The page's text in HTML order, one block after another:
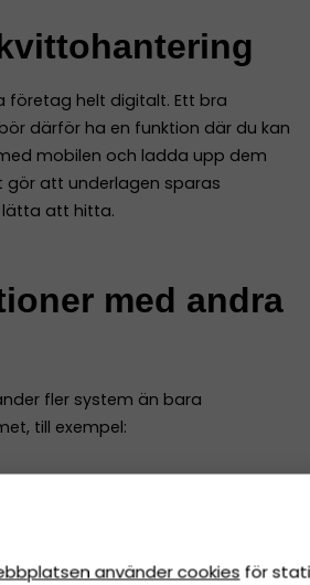
företag helt digitalt. Ett bra
därför ha en funktion där du kan
mobilen och ladda upp dem
gör att underlagen sparas
att hitta.
med andra
fler system än bara
till exempel:
använder cookies för